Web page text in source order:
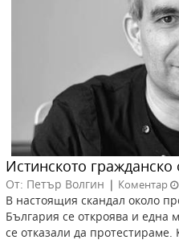
Истинското
От: Петър Волгин | Коментар
В настоящия скандал около
България се откроява и една
се отказали да протестираме.